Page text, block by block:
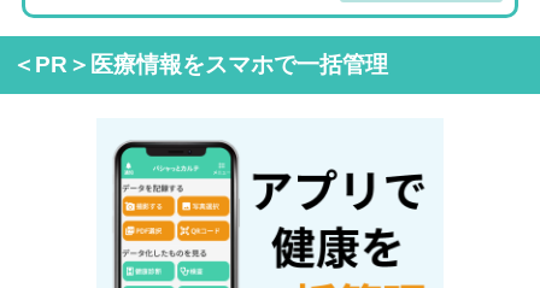
＜PR＞医療情報をスマホで一括管理